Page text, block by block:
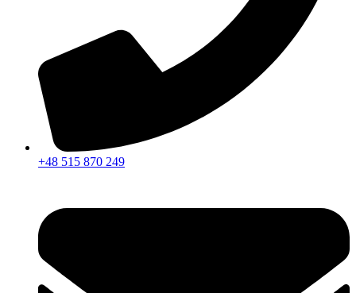
+48 515 870 249